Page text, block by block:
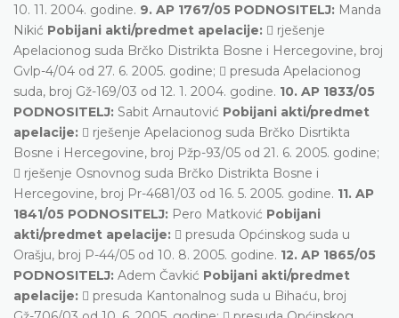
10. 11. 2004. godine. 9. AP 1767/05 PODNOSITELJ: Manda
Nikić Pobijani akti/predmet apelacije:  rješenje
Apelacionog suda Brčko Distrikta Bosne i Hercegovine, broj
Gvlp-4/04 od 27. 6. 2005. godine;  presuda Apelacionog
suda, broj Gž-169/03 od 12. 1. 2004. godine. 10. AP 1833/05
PODNOSITELJ: Sabit Arnautović Pobijani akti/predmet
apelacije:  rješenje Apelacionog suda Brčko Disrtikta
Bosne i Hercegovine, broj Pžp-93/05 od 21. 6. 2005. godine;
 rješenje Osnovnog suda Brčko Distrikta Bosne i
Hercegovine, broj Pr-4681/03 od 16. 5. 2005. godine. 11. AP
1841/05 PODNOSITELJ: Pero Matković Pobijani
akti/predmet apelacije:  presuda Općinskog suda u
Orašju, broj P-44/05 od 10. 8. 2005. godine. 12. AP 1865/05
PODNOSITELJ: Adem Čavkić Pobijani akti/predmet
apelacije:  presuda Kantonalnog suda u Bihaću, broj